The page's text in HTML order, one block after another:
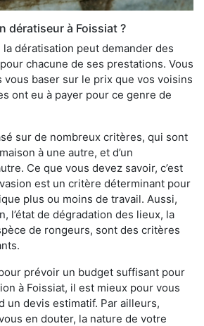
dératiseur à Foissiat ?
dératisation peut demander des
chacune de ses prestations. Vous
vous baser sur le prix que vos voisins
ont eu à payer pour ce genre de
sur de nombreux critères, qui sont
à une autre, et d’un
Ce que vous devez savoir, c’est
est un critère déterminant pour
plus ou moins de travail. Aussi,
l’état de dégradation des lieux, la
de rongeurs, sont des critères
prévoir un budget suffisant pour
à Foissiat, il est mieux pour vous
un devis estimatif. Par ailleurs,
en douter, la nature de votre